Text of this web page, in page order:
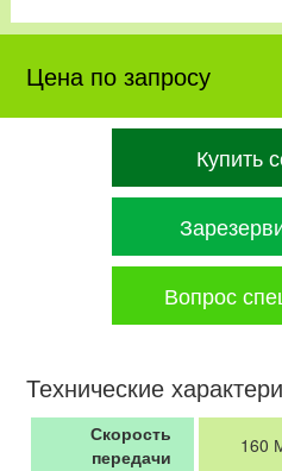
Цена по запросу
Купить
Вопрос
Технические
Скорость
передачи
160